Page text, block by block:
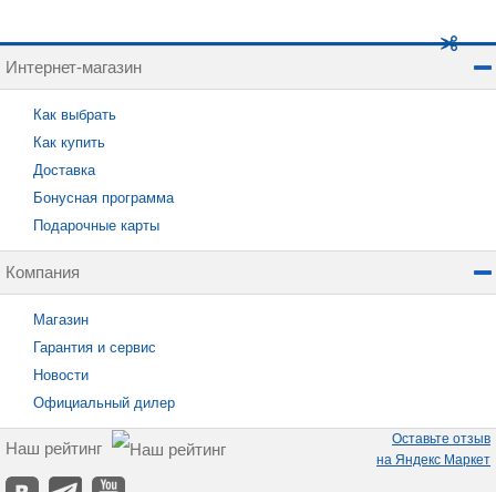
Интернет-магазин
Как выбрать
Как купить
Доставка
Бонусная программа
Подарочные карты
Компания
Магазин
Гарантия и сервис
Новости
Официальный дилер
Наш рейтинг
Оставьте отзыв
на Яндекс Маркет